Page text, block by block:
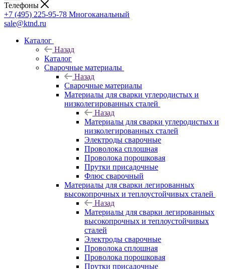
Телефоны
+7 (495) 225-95-78 Многоканальный
sale@ktnd.ru
Каталог
Назад
Каталог
Сварочные материалы
Назад
Сварочные материалы
Материалы для сварки углеродистых и
низколегированных сталей
Назад
Материалы для сварки углеродистых и
низколегированных сталей
Электроды сварочные
Проволока сплошная
Проволока порошковая
Прутки присадочные
Флюс сварочный
Материалы для сварки легированных
высокопрочных и теплоустойчивых сталей
Назад
Материалы для сварки легированных
высокопрочных и теплоустойчивых
сталей
Электроды сварочные
Проволока сплошная
Проволока порошковая
Прутки присадочные